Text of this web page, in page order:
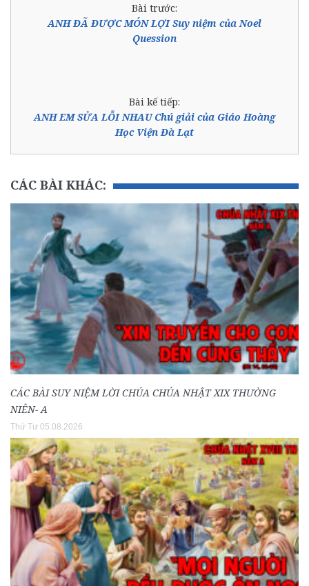
Bài trước:
ANH ĐÃ ĐƯỢC MÓN LỢI Suy niệm của Noel
Quession
Bài kế tiếp:
ANH EM SỬA LỖI NHAU Chú giải của Giáo Hoàng
Học Viện Đà Lạt
CÁC BÀI KHÁC:
CÁC BÀI SUY NIỆM LỜI CHÚA CHÚA NHẬT XIX THƯỜNG
NIÊN- A
Thứ Tư 05.08.2026